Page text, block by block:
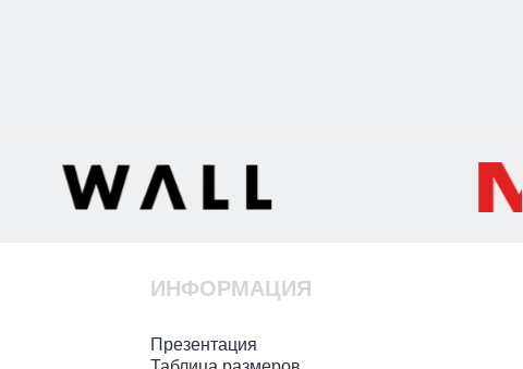
ИНФОРМАЦИЯ
Презентация